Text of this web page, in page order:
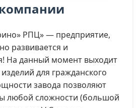
РПЦ» — предприятие,
развивается и
На данный момент выходит
для гражданского
завода позволяют
любой сложности (большой